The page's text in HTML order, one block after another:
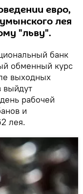
евро,
лея
"льву".
банк
обменный курс
выходных
выйдут
рабочей
и
лея.